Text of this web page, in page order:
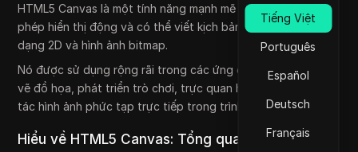
Tiếng Việt
Português
Español
Deutsch
Français
HTML5 Canvas là một tính năng mạnh mẽ của HTML5 cho
phép hiển thị động và có thể viết kịch bản của các hình
dạng 2D và hình ảnh bitmap.
Nó được sử dụng rộng rãi trong các ứng dụng web yêu cầu
vẽ đồ họa, phát triển trò chơi, trực quan hóa dữ liệu và thao
tác hình ảnh phức tạp trực tiếp trong trình duyệt web.
Hiểu về HTML5 Canvas: Tổng quan toàn diện